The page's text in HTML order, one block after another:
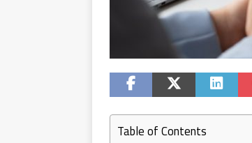
Table of Contents